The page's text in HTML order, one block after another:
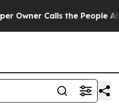
Calls the People